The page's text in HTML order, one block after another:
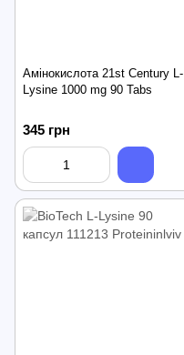
Амінокислота 21st Century L-
Lysine 1000 mg 90 Tabs
345 грн